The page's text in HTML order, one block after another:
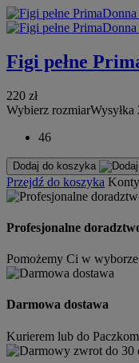
Figi pełne
220 zł
Wybierz rozmiarWysyłka
46
Dodaj do koszyka
Przejdź do koszyka
Profesjonalne
Pomożemy Ci w
Darmowa dostawa
Kurierem lub do